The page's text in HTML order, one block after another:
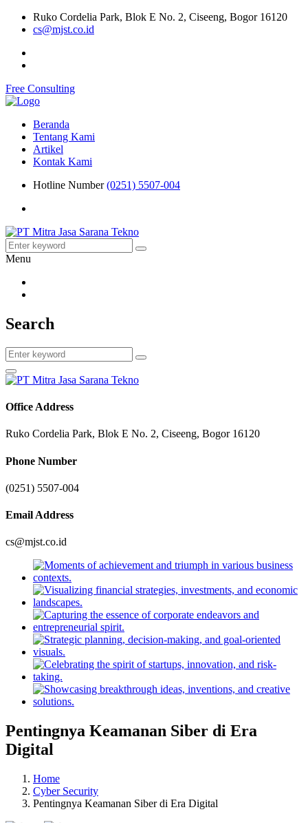
Ruko Cordelia Park, Blok E No. 2, Ciseeng, Bogor 16120
cs@mjst.co.id
Free Consulting
Beranda
Tentang Kami
Artikel
Kontak Kami
Hotline Number (0251) 5507-004
Menu
Search
Office Address
Ruko Cordelia Park, Blok E No. 2, Ciseeng, Bogor 16120
Phone Number
(0251) 5507-004
Email Address
cs@mjst.co.id
Pentingnya Keamanan Siber di Era
Digital
Home
Cyber Security
Pentingnya Keamanan Siber di Era Digital